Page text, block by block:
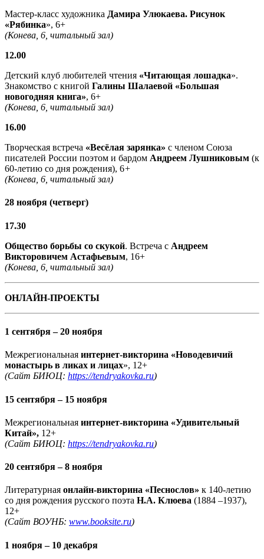
Мастер-класс художника Дамира Улюкаева. Рисунок
«Рябинка», 6+
(Конева, 6, читальный зал)
12.00
Детский клуб любителей чтения «Читающая лошадка».
Знакомство с книгой Галины Шалаевой «Большая
новогодняя книга», 6+
(Конева, 6, читальный зал)
16.00
Творческая встреча «Весёлая зарянка» с членом Союза
писателей России поэтом и бардом Андреем Лушниковым (к
60-летию со дня рождения), 6+
(Конева, 6, читальный зал)
28 ноября (четверг)
17.30
Общество борьбы со скукой. Встреча с Андреем
Викторовичем Астафьевым, 16+
(Конева, 6, читальный зал)
ОНЛАЙН-ПРОЕКТЫ
1 сентября – 20 ноября
Межрегиональная интернет-викторина «Новодевичий
монастырь в ликах и лицах», 12+
(Сайт БИЮЦ: https://tendryakovka.ru)
15 сентября – 15 ноября
Межрегиональная интернет-викторина «Удивительный
Китай», 12+
(Сайт БИЮЦ: https://tendryakovka.ru)
20 сентября – 8 ноября
Литературная онлайн-викторина «Песнослов» к 140-летию
со дня рождения русского поэта Н.А. Клюева (1884 –1937),
12+
(Сайт ВОУНБ: www.booksite.ru)
1 ноября – 10 декабря